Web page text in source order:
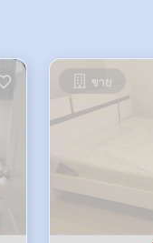
ขาย